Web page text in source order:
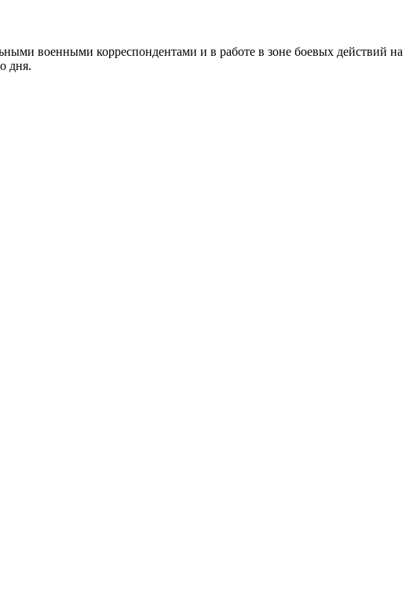
военными корреспондентами и в работе в зоне боевых действий на
дня.